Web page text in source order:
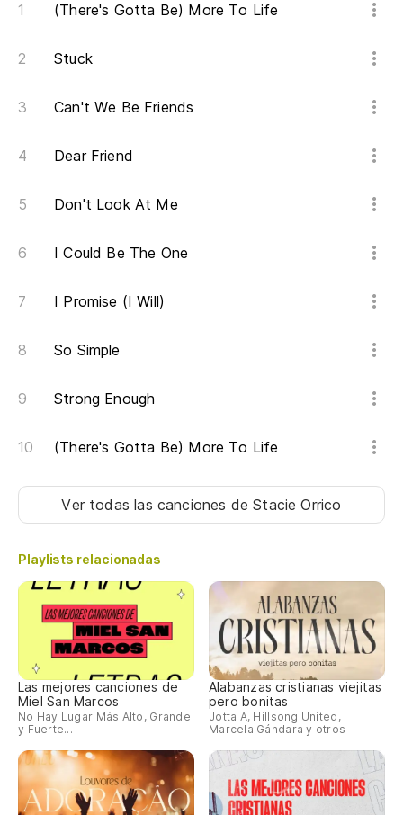
(There's Gotta Be) More To Life
Stuck
Can't We Be Friends
Dear Friend
Don't Look At Me
I Could Be The One
I Promise (I Will)
So Simple
Strong Enough
(There's Gotta Be) More To Life
Ver todas las canciones de Stacie Orrico
Playlists relacionadas
Las mejores canciones de
Miel San Marcos
No Hay Lugar Más Alto, Grande
y Fuerte...
Alabanzas cristianas viejitas
pero bonitas
Jotta A, Hillsong United,
Marcela Gándara y otros